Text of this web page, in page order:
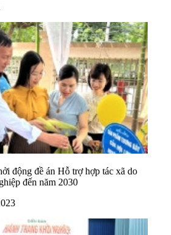
động đề án Hỗ trợ hợp tác xã do
đến năm 2030